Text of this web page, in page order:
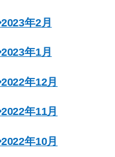
2023年2月
2023年1月
2022年12月
2022年11月
2022年10月